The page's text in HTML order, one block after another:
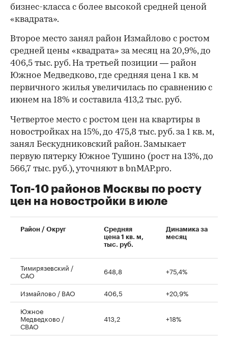
бизнес-класса с более высокой средней ценой
«квадрата».
Второе место занял район Измайлово с ростом
средней цены «квадрата» за месяц на 20,9%, до
406,5 тыс. руб. На третьей позиции — район
Южное Медведково, где средняя цена 1 кв. м
первичного жилья увеличилась по сравнению с
июнем на 18% и составила 413,2 тыс. руб.
00:00 / 00:00
Четвертое место с ростом цен на квартиры в
новостройках на 15%, до 475,8 тыс. руб. за 1 кв. м,
занял Бескудниковский район. Замыкает
первую пятерку Южное Тушино (рост на 13%, до
566,7 тыс. руб.), уточняют в bnMAP.pro.
Топ-10 районов Москвы по росту
цен на новостройки в июле
Район / Округ
Средняя
цена 1 кв. м,
тыс. руб.
Динамика за
месяц
Тимирязевский /
САО 648,8 +75,4%
Измайлово / ВАО 406,5
+20,9%
Южное
Медведково /
СВАО
413,2 +18%